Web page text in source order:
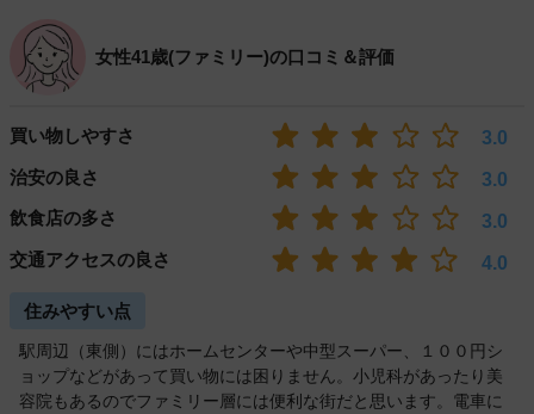
女性41歳(ファミリー)の口コミ＆評価
買い物しやすさ
3.0
治安の良さ
3.0
飲食店の多さ
3.0
交通アクセスの良さ
4.0
住みやすい点
駅周辺（東側）にはホームセンターや中型スーパー、１００円シ
ョップなどがあって買い物には困りません。小児科があったり美
容院もあるのでファミリー層には便利な街だと思います。電車に